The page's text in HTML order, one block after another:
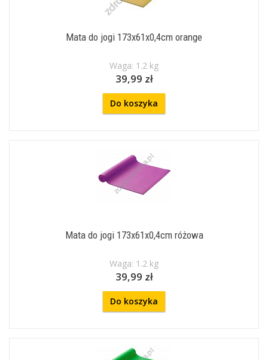
Mata do jogi 173x61x0,4cm orange
Waga: 1.2 kg
39,99 zł
Do koszyka
Mata do jogi 173x61x0,4cm różowa
Waga: 1.2 kg
39,99 zł
Do koszyka